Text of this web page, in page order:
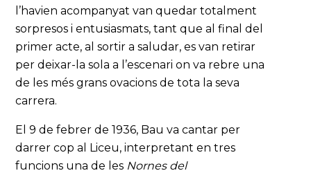
l’havien acompanyat van quedar totalment
sorpresos i entusiasmats, tant que al final del
primer acte, al sortir a saludar, es van retirar
per deixar-la sola a l’escenari on va rebre una
de les més grans ovacions de tota la seva
carrera.
El 9 de febrer de 1936, Bau va cantar per
darrer cop al Liceu, interpretant en tres
funcions una de les Nornes del